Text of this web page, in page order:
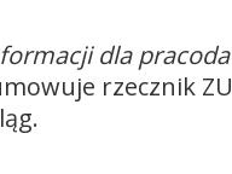
dla
rzecznik